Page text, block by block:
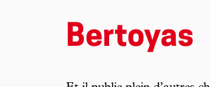
Bertoyas